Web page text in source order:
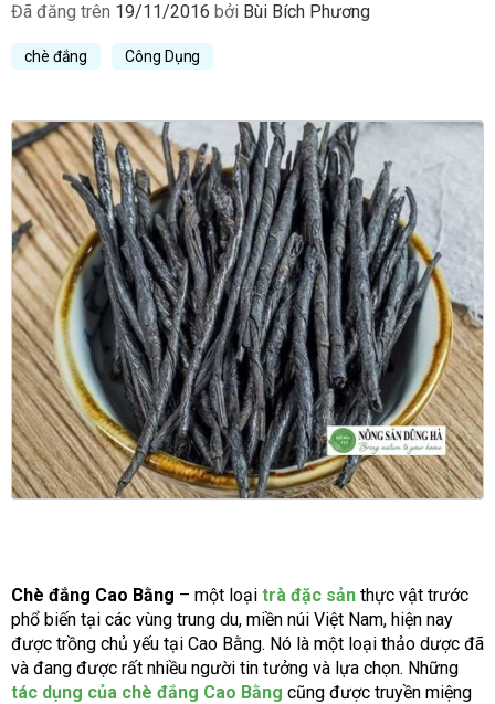
Đã đăng trên 19/11/2016 bởi Bùi Bích Phương
chè đắng Công Dụng
Chè đắng Cao Bằng – một loại trà đặc sản thực vật trước
phổ biến tại các vùng trung du, miền núi Việt Nam, hiện nay
được trồng chủ yếu tại Cao Bằng. Nó là một loại thảo dược đã
và đang được rất nhiều người tin tưởng và lựa chọn. Những
tác dụng của chè đắng Cao Bằng cũng được truyền miệng